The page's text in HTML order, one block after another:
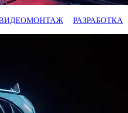
РАЗРАБОТКА